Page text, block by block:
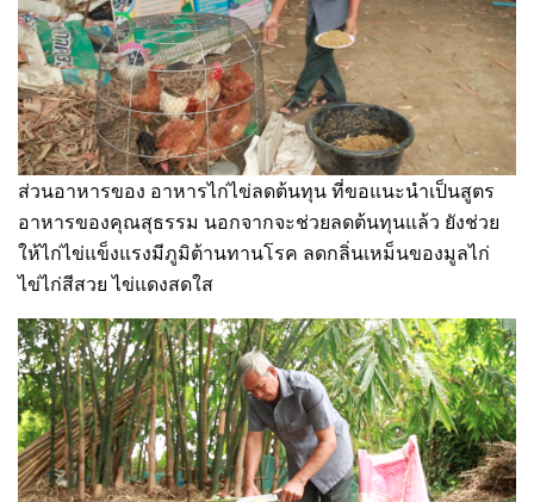
ส่วนอาหารของ อาหารไก่ไข่ลดต้นทุน ที่ขอแนะนำเป็นสูตร
อาหารของคุณสุธรรม นอกจากจะช่วยลดต้นทุนแล้ว ยังช่วย
ให้ไก่ไข่แข็งแรงมีภูมิต้านทานโรค ลดกลิ่นเหม็นของมูลไก่
ไข่ไก่สีสวย ไข่แดงสดใส